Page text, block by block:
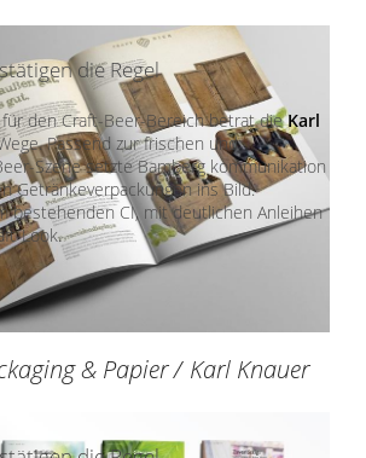
die Regel
den Craft-Beer-Bereich betrat dieKarl
Passend zur frischen und
Szene setzte Bamberg kommunikation
Getränkeverpackungen ins Bild.
bestehenden CI, mit deutlichen Anleihen
Look.
& Papier/ Karl Knauer